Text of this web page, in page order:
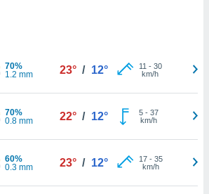
70%
1.2 mm
23° / 12° 11 - 30
km/h
70%
0.8 mm
22° / 12° 5- 37
km/h
60%
0.3 mm
23° / 12° 17- 35
km/h